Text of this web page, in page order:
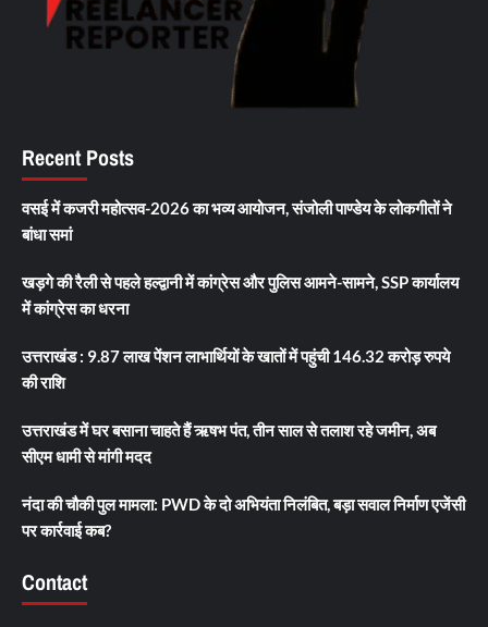
Recent Posts
वसई में कजरी महोत्सव-2026 का भव्य आयोजन, संजोली पाण्डेय के लोकगीतों ने
बांधा समां
खड़गे की रैली से पहले हल्द्वानी में कांग्रेस और पुलिस आमने-सामने, SSP कार्यालय
में कांग्रेस का धरना
उत्तराखंड : 9.87 लाख पेंशन लाभार्थियों के खातों में पहुंची 146.32 करोड़ रुपये
की राशि
उत्तराखंड में घर बसाना चाहते हैं ऋषभ पंत, तीन साल से तलाश रहे जमीन, अब
सीएम धामी से मांगी मदद
नंदा की चौकी पुल मामला: PWD के दो अभियंता निलंबित, बड़ा सवाल निर्माण एजेंसी
पर कार्रवाई कब?
Contact